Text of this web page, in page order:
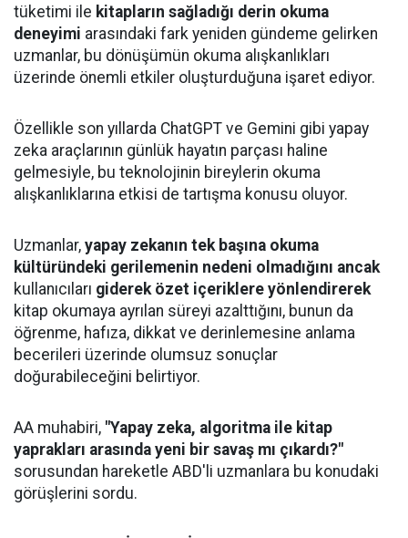
tüketimi ile kitapların sağladığı derin okuma
deneyimi arasındaki fark yeniden gündeme gelirken
uzmanlar, bu dönüşümün okuma alışkanlıkları
üzerinde önemli etkiler oluşturduğuna işaret ediyor.
Özellikle son yıllarda ChatGPT ve Gemini gibi yapay
zeka araçlarının günlük hayatın parçası haline
gelmesiyle, bu teknolojinin bireylerin okuma
alışkanlıklarına etkisi de tartışma konusu oluyor.
Uzmanlar, yapay zekanın tek başına okuma
kültüründeki gerilemenin nedeni olmadığını ancak
kullanıcıları giderek özet içeriklere yönlendirerek
kitap okumaya ayrılan süreyi azalttığını, bunun da
öğrenme, hafıza, dikkat ve derinlemesine anlama
becerileri üzerinde olumsuz sonuçlar
doğurabileceğini belirtiyor.
AA muhabiri, "Yapay zeka, algoritma ile kitap
yaprakları arasında yeni bir savaş mı çıkardı?"
sorusundan hareketle ABD'li uzmanlara bu konudaki
görüşlerini sordu.